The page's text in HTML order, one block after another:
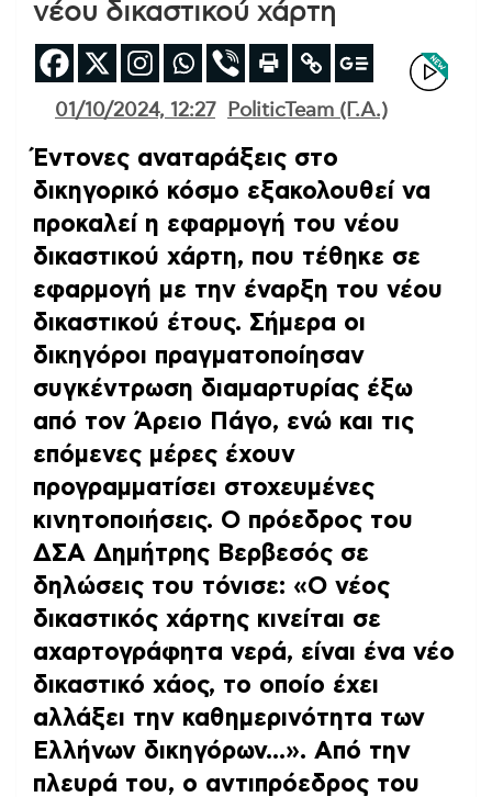
νέου δικαστικού χάρτη
01/10/2024, 12:27 PoliticTeam (Γ.Α.)
Έντονες αναταράξεις στο
δικηγορικό κόσμο εξακολουθεί να
προκαλεί η εφαρμογή του νέου
δικαστικού χάρτη, που τέθηκε σε
εφαρμογή με την έναρξη του νέου
δικαστικού έτους. Σήμερα οι
δικηγόροι πραγματοποίησαν
συγκέντρωση διαμαρτυρίας έξω
από τον Άρειο Πάγο, ενώ και τις
επόμενες μέρες έχουν
προγραμματίσει στοχευμένες
κινητοποιήσεις. Ο πρόεδρος του
ΔΣΑ Δημήτρης Βερβεσός σε
δηλώσεις του τόνισε: «Ο νέος
δικαστικός χάρτης κινείται σε
αχαρτογράφητα νερά, είναι ένα νέο
δικαστικό χάος, το οποίο έχει
αλλάξει την καθημερινότητα των
Ελλήνων δικηγόρων…». Από την
πλευρά του, ο αντιπρόεδρος του